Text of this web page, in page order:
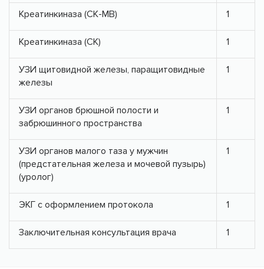
Креатинкиназа (СК-МВ) 1
Креатинкиназа (СК) 1
УЗИ щитовидной железы, паращитовидные
железы
1
УЗИ органов брюшной полости и
забрюшинного пространства
1
УЗИ органов малого таза у мужчин
(предстательная железа и мочевой пузырь)
(уролог)
1
ЭКГ c оформлением протокола 1
Заключительная консультация врача 1